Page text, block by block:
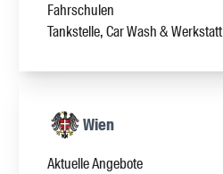
Fahrschulen
Tankstelle, Car Wash & Werkstatt
Wien
Aktuelle Angebote